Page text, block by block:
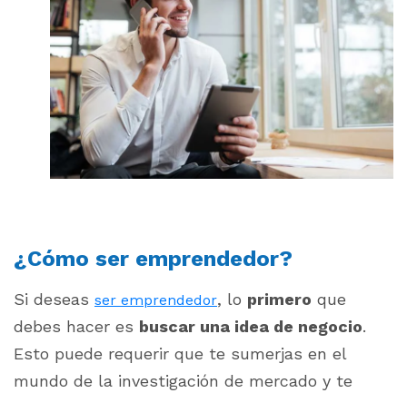
¿Cómo ser emprendedor?
Si deseas ser emprendedor, lo primero que
debes hacer es buscar una idea de negocio.
Esto puede requerir que te sumerjas en el
mundo de la investigación de mercado y te